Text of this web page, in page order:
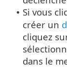
• Si vous
créer un
cliquez
dans le